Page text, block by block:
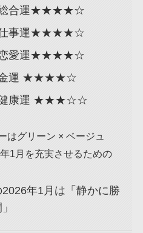
総合運★★★★☆
仕事運★★★★☆
恋愛運★★★★☆
金運 ★★★★☆
健康運 ★★★☆☆
はグリーン × ベージュ
1月を充実させるための
年1月は「静かに勝